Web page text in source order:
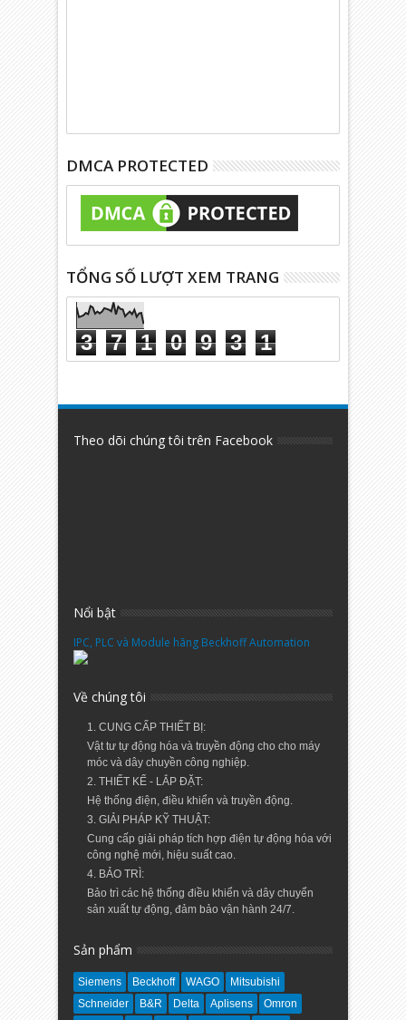
DMCA PROTECTED
TỔNG SỐ LƯỢT XEM TRANG
3 7 1 0 9 3 1
Theo dõi chúng tôi trên Facebook
Nổi bật
IPC, PLC và Module hãng Beckhoff Automation
Về chúng tôi
1. CUNG CẤP THIẾT BỊ:
Vật tư tự động hóa và truyền động cho cho máy
móc và dây chuyền công nghiệp.
2. THIẾT KẾ - LẮP ĐẶT:
Hệ thống điện, điều khiển và truyền động.
3. GIẢI PHÁP KỸ THUẬT:
Cung cấp giải pháp tích hợp điện tự động hóa với
công nghệ mới, hiệu suất cao.
4. BẢO TRÌ:
Bảo trì các hệ thống điều khiển và dây chuyển
sản xuất tự động, đảm bảo vận hành 24/7.
Sản phẩm
Siemens Beckhoff WAGO
Mitsubishi
Schneider
B&R Delta Aplisens
Omron